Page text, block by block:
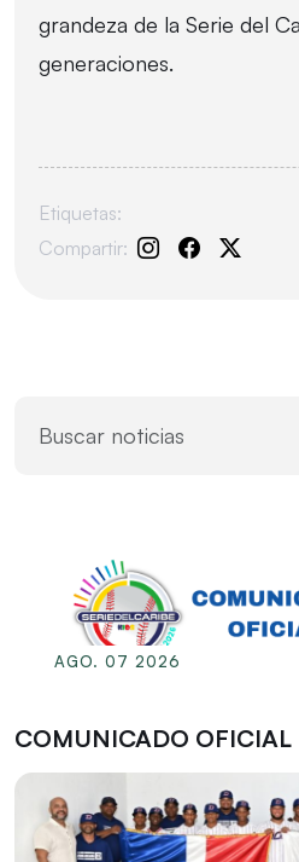
grandeza de la Serie del
generaciones.
Etiquetas:
Compartir:
AGO. 07 2026
COMUNICADO OFICIAL